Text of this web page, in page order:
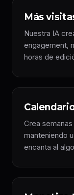
Más
Nuestra IA
engagement,
horas de
Crea
manteniendo
encanta al